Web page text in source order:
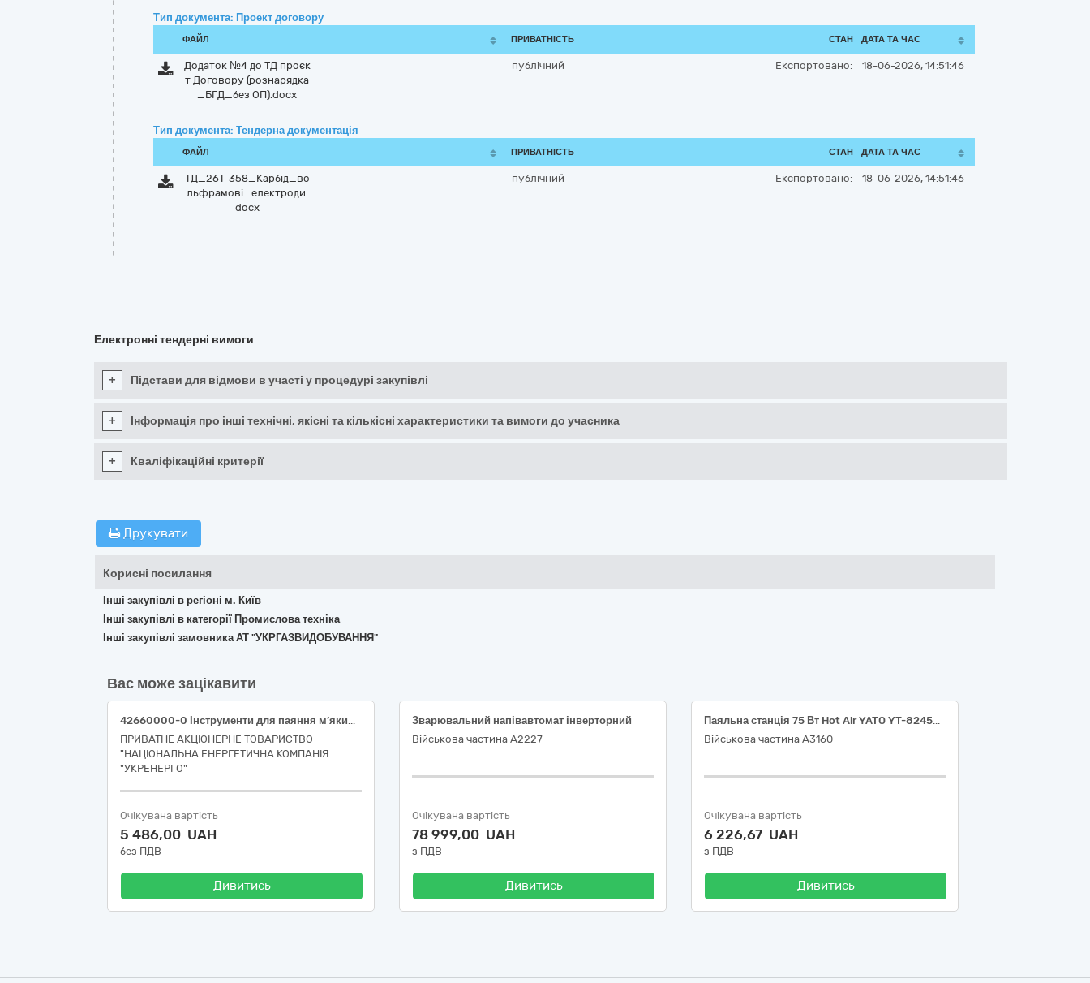
Тип документа: Проект договору
ФАЙЛ ПРИВАТНІСТЬ СТАН ДАТА ТА ЧАС
Додаток №4 до ТД проєк
т Договору (рознарядка
_БГД_без ОП).docx
публічний Експортовано: 18-06-2026, 14:51:46
Тип документа: Тендерна документація
ФАЙЛ ПРИВАТНІСТЬ СТАН ДАТА ТА ЧАС
ТД_26Т-358_Карбід_во
льфрамові_електроди.
docx
публічний Експортовано: 18-06-2026, 14:51:46
Електронні тендерні вимоги
+ Підстави для відмови в участі у процедурі закупівлі
+ Інформація про інші технічні, якісні та кількісні характеристики та вимоги до учасника
+ Кваліфікаційні критерії
Друкувати
Корисні посилання
Інші закупівлі в регіоні м. Київ
Інші закупівлі в категорії Промислова техніка
Інші закупівлі замовника АТ "УКРГАЗВИДОБУВАННЯ"
Вас може зацікавити
42660000-0 Інструменти для паяння м’яким і твердим припоєм та для зварювання, машини та устаткування для поверхневої термообробки і гарячого напилювання Паяльник для пластикових труб (Східне ТУОМ)
ПРИВАТНЕ АКЦІОНЕРНЕ ТОВАРИСТВО
"НАЦІОНАЛЬНА ЕНЕРГЕТИЧНА КОМПАНІЯ
"УКРЕНЕРГО"
Очікувана вартість
5 486,00 UAH
без ПДВ
Дивитись
Зварювальний напівавтомат інверторний
Військова частина А2227
Очікувана вартість
78 999,00 UAH
з ПДВ
Дивитись
Паяльна станція 75 Вт Hot Air YATO YT-82458 (або еквівалент), Апарат контактного точкового зварювання портативний АКБ 5000мАг, FNIRSI SWM-10 (або еквівалент) за ДК 021:2015 - 42660000-0: «Інструменти для паяння м’яким і твердим припоєм та для зварювання, машини та устаткування для поверхневої термообробки і гарячого напилювання»
Військова частина А3160
Очікувана вартість
6 226,67 UAH
з ПДВ
Дивитись